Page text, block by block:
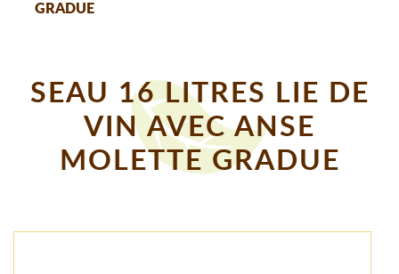
GRADUE
SEAU 16 LITRES LIE DE
VIN AVEC ANSE
MOLETTE GRADUE